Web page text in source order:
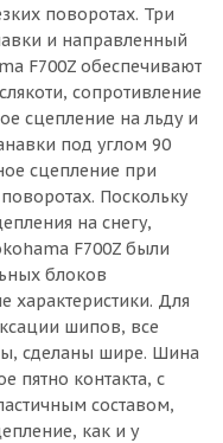
поворотах. Три
и направленный
F700Z обеспечивают
сопротивление
сцепление на льду и
под углом 90
сцепление при
Поскольку
на снегу,
F700Z были
блоков
характеристики. Для
шипов, все
сделаны шире. Шина
пятно контакта, с
составом,
как и у